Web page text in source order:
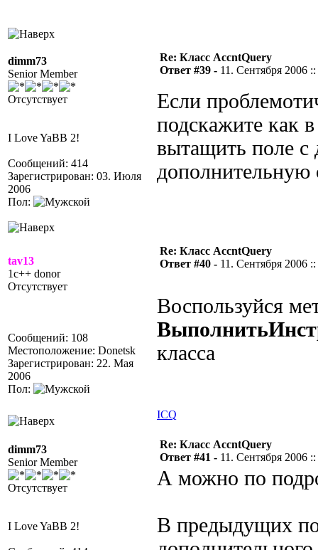
dimm73
Senior Member
Отсутствует
I Love YaBB 2!
Сообщений: 414
Зарегистрирован: 03. Июля
2006
Пол:
Re: Класс AccntQuery
Ответ #39 - 11. Сентября 2006
Если
подскажите как
вытащить поле с
дополнительную
tav13
1c++ donor
Отсутствует
Сообщений: 108
Местоположение: Donetsk
Зарегистрирован: 22. Мая
2006
Пол:
Re: Класс AccntQuery
Ответ #40 - 11. Сентября 2006
Воспользуйся
класса
ICQ
dimm73
Senior Member
Отсутствует
I Love YaBB 2!
Re: Класс AccntQuery
Ответ #41 - 11. Сентября 2006
А можно по
В предыдущих